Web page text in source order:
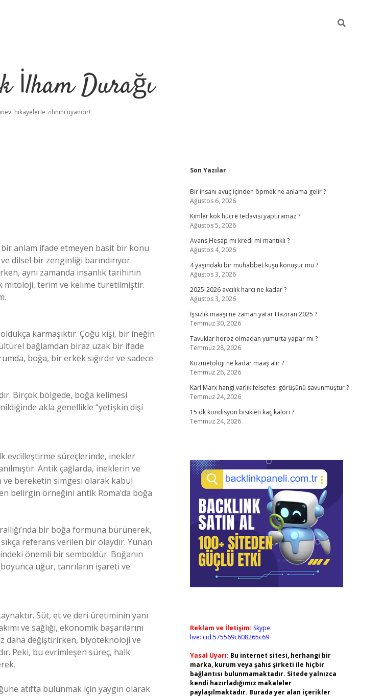
İlham Durağı
hikayelerle zihnini uyandır!
anlam ifade etmeyen basit bir konu
dilsel bir zenginliği barındırıyor.
aynı zamanda insanlık tarihinin
mitoloji, terim ve kelime türetilmiştir.
karmaşıktır. Çoğu kişi, bir ineğin
bağlamdan biraz uzak bir ifade
boğa, bir erkek sığırdır ve sadece
Birçok bölgede, boğa kelimesi
akla genellikle “yetişkin dişi
evcilleştirme süreçlerinde, inekler
Antik çağlarda, ineklerin ve
ve bereketin simgesi olarak kabul
belirgin örneğini antik Roma’da boğa
bir boğa formuna bürünerek,
referans verilen bir olaydır. Yunan
önemli bir semboldür. Boğanın
uğur, tanrıların işareti ve
Süt, et ve deri üretiminin yanı
ve sağlığı, ekonomik başarılarını
daha değiştirirken, biyoteknoloji ve
Peki, bu evrimleşen süreç, halk
atıfta bulunmak için yaygın olarak
Sidebar
Son Yazılar
Bir insanı avuç içinden öpmek ne anlama gelir ?
Ağustos 6, 2026
Kimler kök hücre tedavisi yaptıramaz ?
Ağustos 5, 2026
Avans Hesap mı kredi mi mantıklı ?
Ağustos 4, 2026
4 yaşındaki bir muhabbet kuşu konuşur mu ?
Ağustos 3, 2026
2025-2026 avcılık harcı ne kadar ?
Ağustos 3, 2026
İşsizlik maaşı ne zaman yatar Haziran 2025 ?
Temmuz 30, 2026
Tavuklar horoz olmadan yumurta yapar mı ?
Temmuz 28, 2026
Kozmetoloji ne kadar maaş alır ?
Temmuz 26, 2026
Karl Marx hangi varlık felsefesi görüşünü savunmuştur ?
Temmuz 24, 2026
15 dk kondisyon bisikleti kaç kalori ?
Temmuz 24, 2026
Reklam ve İletişim: Skype:
live:.cid.575569c608265c69
Yasal Uyarı: Bu internet sitesi, herhangi bir
marka, kurum veya şahıs şirketi ile hiçbir
bağlantısı bulunmamaktadır. Sitede yalnızca
kendi hazırladığımız makaleler
paylaşılmaktadır. Burada yer alan içerikler